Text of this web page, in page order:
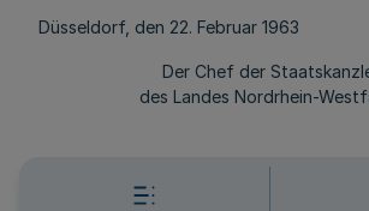
Düsseldorf, den 22. Februar 1963
Der Chef der
des Landes Nordrhein-